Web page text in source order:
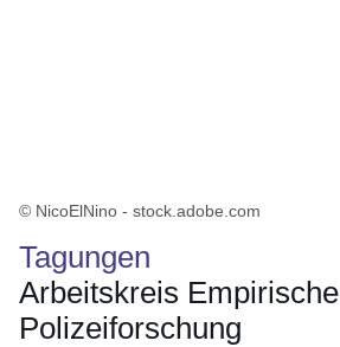
© NicoElNino - stock.adobe.com
Tagungen
Arbeitskreis Empirische
Polizeiforschung